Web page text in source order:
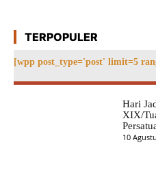
TERPOPULER
[wpp post_type='post' limit=5
Hari
XIX/
10